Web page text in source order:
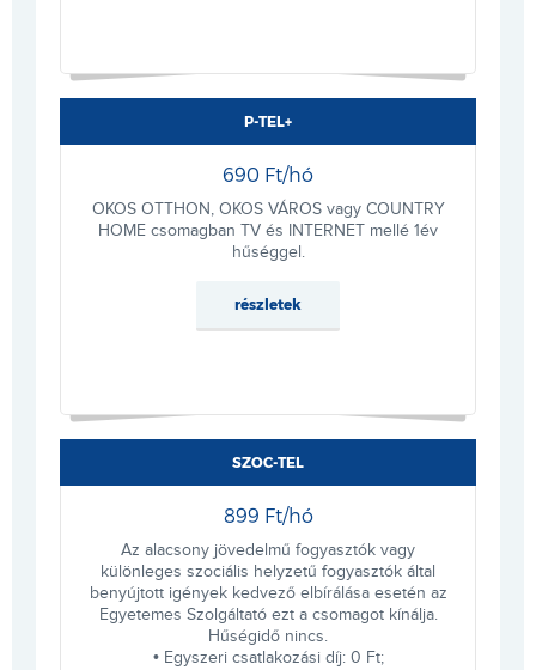
P-TEL+
690 Ft/hó
OKOS OTTHON, OKOS VÁROS vagy COUNTRY
HOME csomagban TV és INTERNET mellé 1év
hűséggel.
részletek
SZOC-TEL
899 Ft/hó
Az alacsony jövedelmű fogyasztók vagy
különleges szociális helyzetű fogyasztók által
benyújtott igények kedvező elbírálása esetén az
Egyetemes Szolgáltató ezt a csomagot kínálja.
Hűségidő nincs.
• Egyszeri csatlakozási díj: 0 Ft;